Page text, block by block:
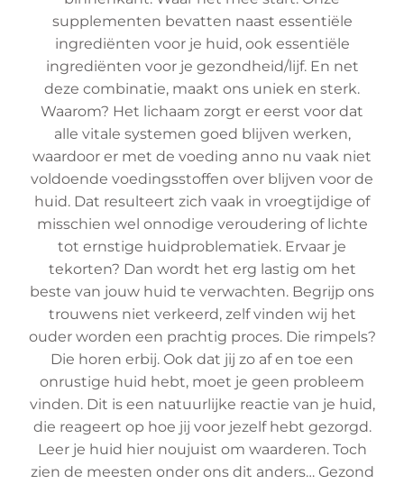
supplementen bevatten naast essentiële
ingrediënten voor je huid, ook essentiële
ingrediënten voor je gezondheid/lijf. En net
deze combinatie, maakt ons uniek en sterk.
Waarom? Het lichaam zorgt er eerst voor dat
alle vitale systemen goed blijven werken,
waardoor er met de voeding anno nu vaak niet
voldoende voedingsstoffen over blijven voor de
huid. Dat resulteert zich vaak in vroegtijdige of
misschien wel onnodige veroudering of lichte
tot ernstige huidproblematiek. Ervaar je
tekorten? Dan wordt het erg lastig om het
beste van jouw huid te verwachten. Begrijp ons
trouwens niet verkeerd, zelf vinden wij het
ouder worden een prachtig proces. Die rimpels?
Die horen erbij. Ook dat jij zo af en toe een
onrustige huid hebt, moet je geen probleem
vinden. Dit is een natuurlijke reactie van je huid,
die reageert op hoe jij voor jezelf hebt gezorgd.
Leer je huid hier noujuist om waarderen. Toch
zien de meesten onder ons dit anders… Gezond